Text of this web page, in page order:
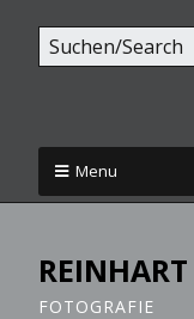
Menu
FOTOGRAFIE